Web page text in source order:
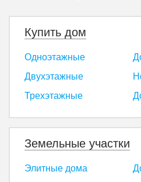
Купить дом
Одноэтажные
Двухэтажные
Трехэтажные
Земельные участки
Элитные дома